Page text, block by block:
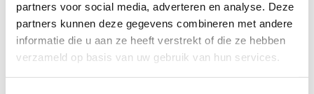
partners voor social media, adverteren en analyse. Deze
partners kunnen deze gegevens combineren met andere
informatie die u aan ze heeft verstrekt of die ze hebben
verzameld op basis van uw gebruik van hun services.